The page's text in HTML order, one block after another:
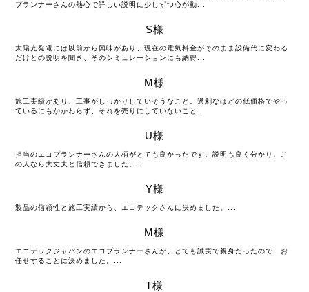
プランナーさんの熱心で詳しい説明に少しずつ心が動...
09月
S様
太陽光発電には以前から興味があり、現在の電気料金がそのまま設備代に変わる
だけとの説明を聞き、そのシミュレーションにも納得...
09月
M様
施工実績があり、工事がしっかりしていそうなこと。過剰なほどの低価格でやっ
ているにもかかわらず、それを売りにしていないこと...
09月
U様
担当のエコプランナーさんの人柄がとても良かったです。説明も良く分かり、こ
の人なら大丈夫と信頼できました。...
09月
Y様
製品の信頼性と施工実績から、エコテックさんに決めました。...
09月
M様
エコテックジャパンのエコプランナーさんが、とても誠実で親身だったので、お
任せすることに決めました。...
T様